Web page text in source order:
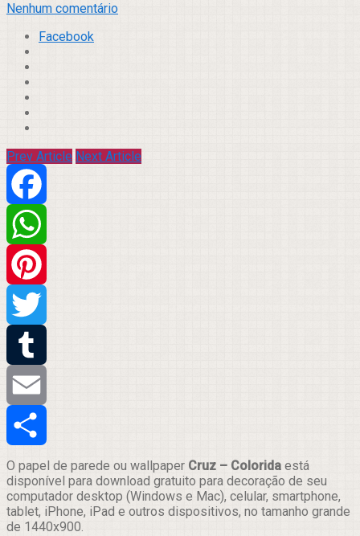
Nenhum comentário
Facebook
Prev Article Next Article
Facebook
WhatsApp
Pinterest
Twitter
Tumblr
Email
Compartilhar
O papel de parede ou wallpaper Cruz – Colorida está
disponível para download gratuito para decoração de seu
computador desktop (Windows e Mac), celular, smartphone,
tablet, iPhone, iPad e outros dispositivos, no tamanho grande
de 1440x900.